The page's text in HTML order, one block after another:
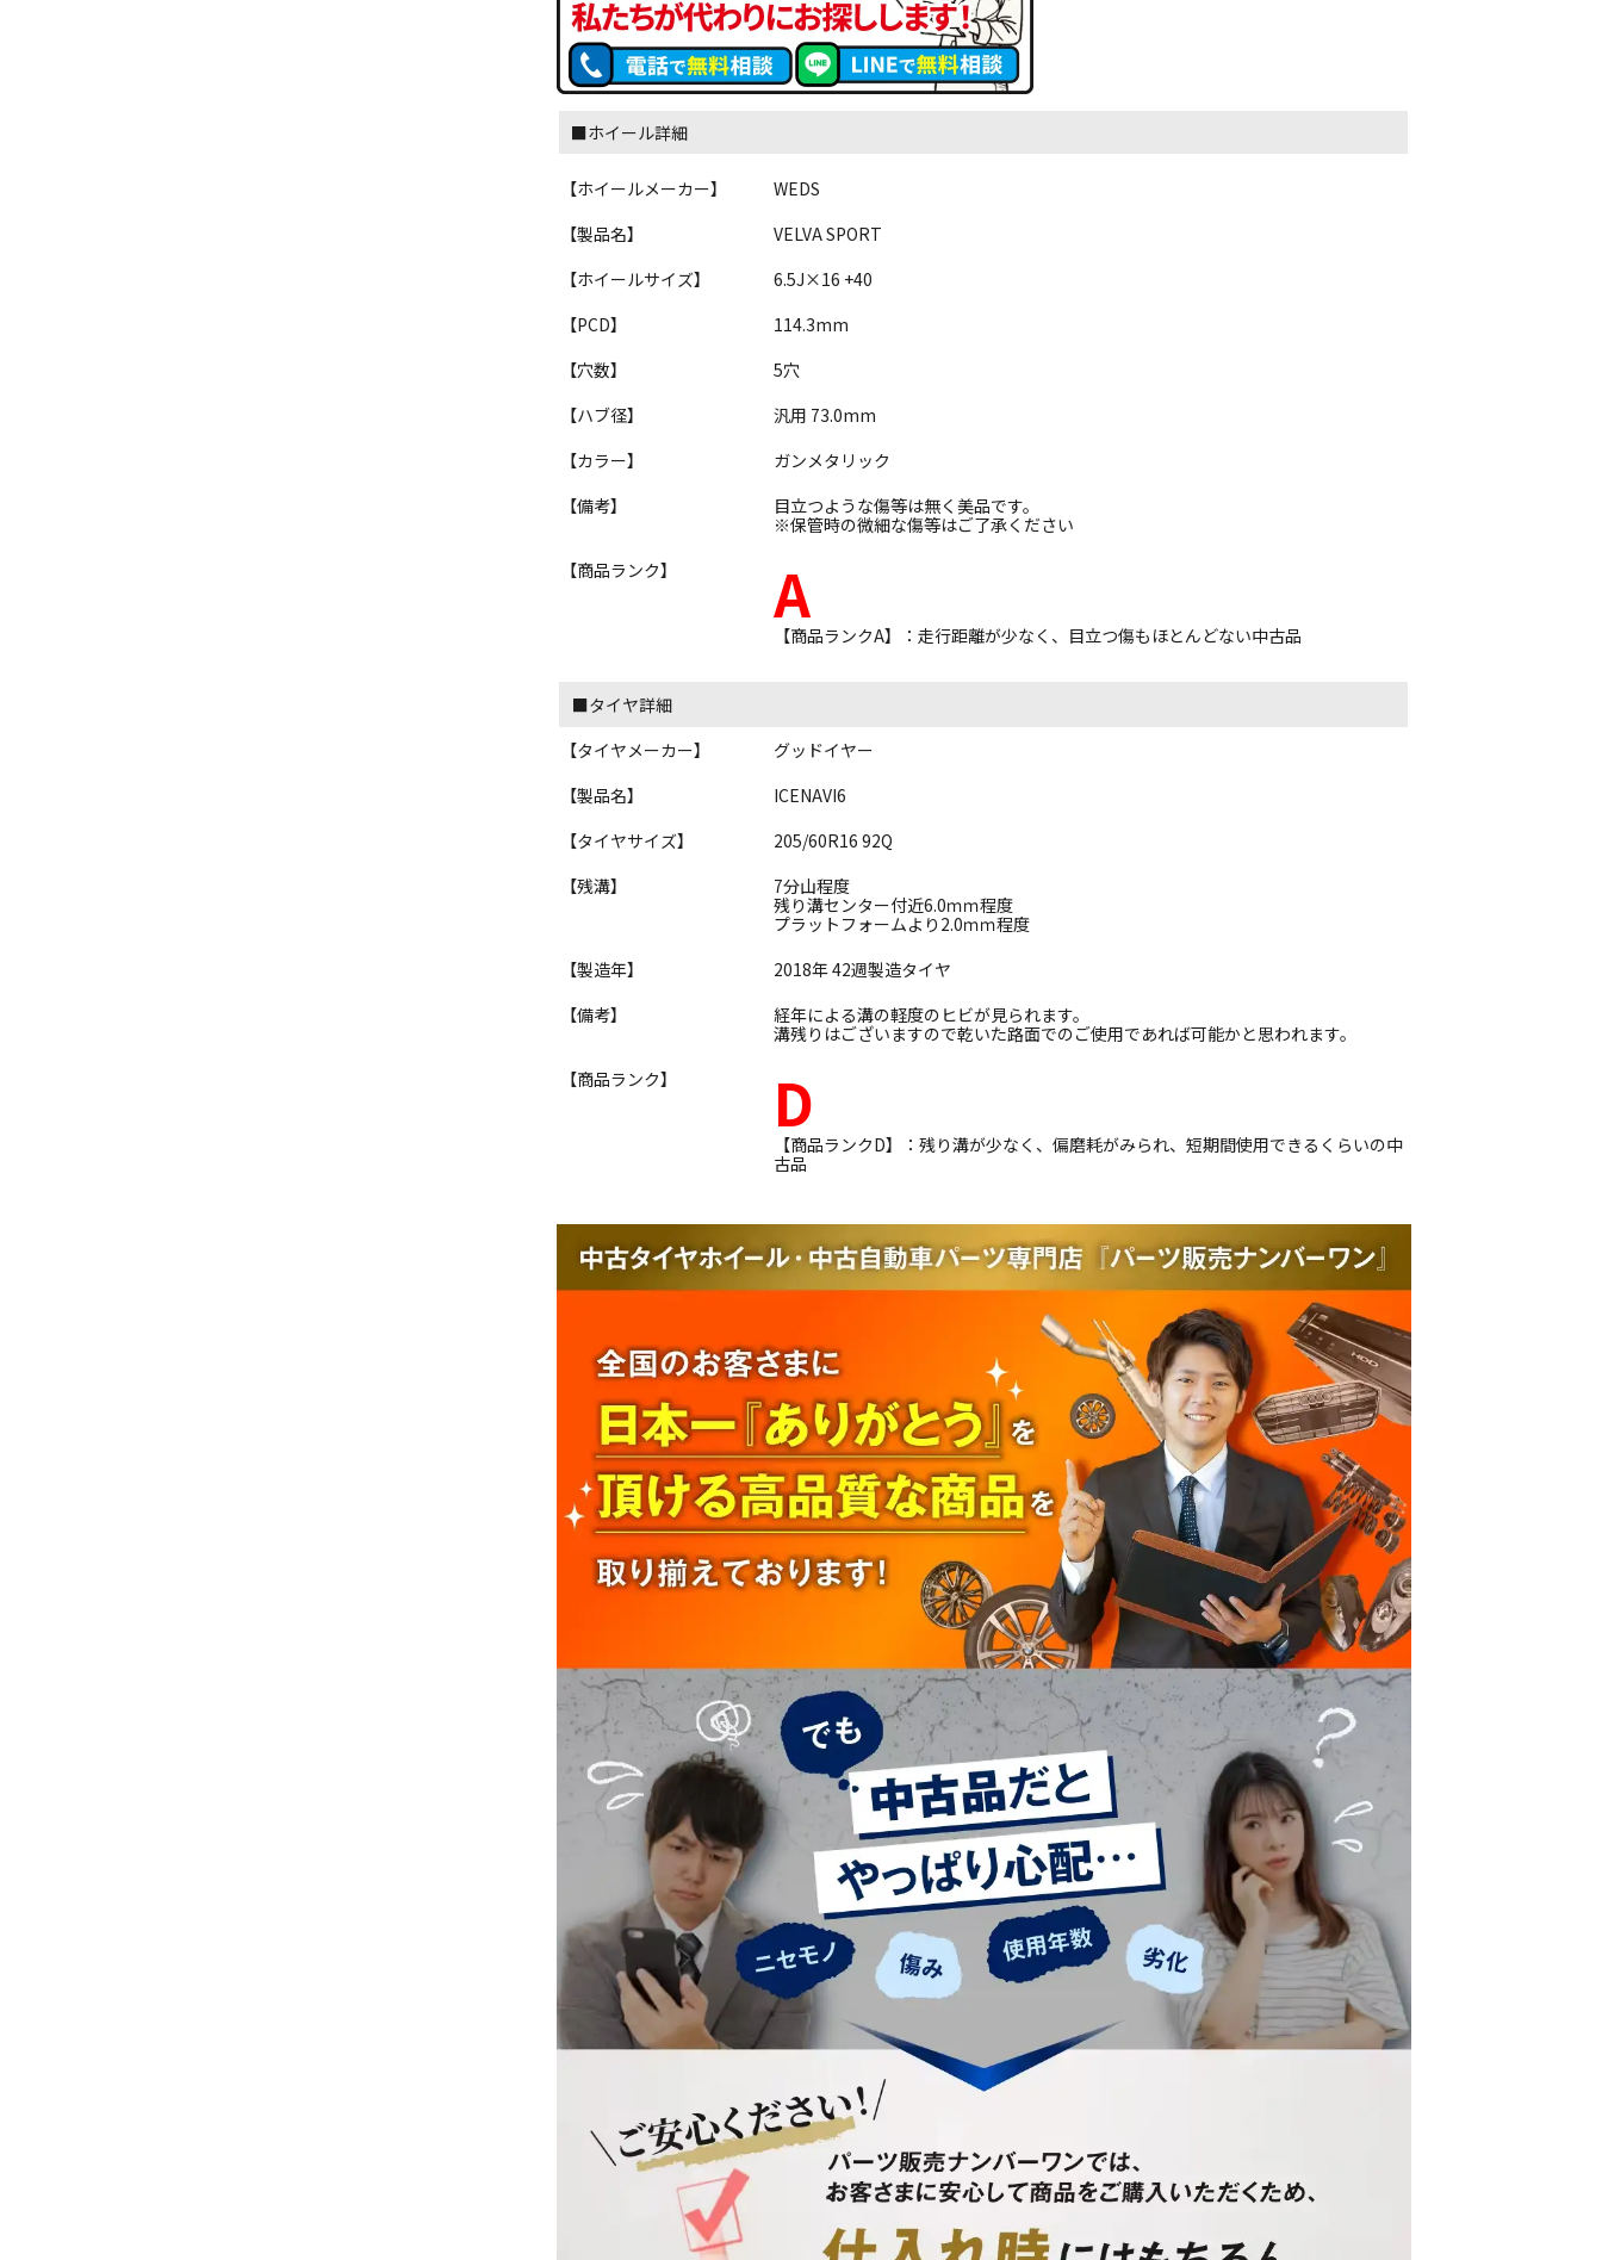
■ホイール詳細
【ホイールメーカー】
WEDS
【製品名】
VELVA SPORT
【ホイールサイズ】
6.5J×16 +40
【PCD】
114.3mm
【穴数】
5穴
【ハブ径】
汎用 73.0mm
【カラー】
ガンメタリック
【備考】
目立つような傷等は無く美品です。
※保管時の微細な傷等はご了承ください
【商品ランク】
A
【商品ランクA】：走行距離が少なく、目立つ傷もほとんどない中古品
■タイヤ詳細
【タイヤメーカー】
グッドイヤー
【製品名】
ICENAVI6
【タイヤサイズ】
205/60R16 92Q
【残溝】
7分山程度
残り溝センター付近6.0ｍｍ程度
プラットフォームより2.0ｍｍ程度
【製造年】
2018年 42週製造タイヤ
【備考】
経年による溝の軽度のヒビが見られます。
溝残りはございますので乾いた路面でのご使用であれば可能かと思われます。
【商品ランク】
D
【商品ランクD】：残り溝が少なく、偏磨耗がみられ、短期間使用できるくらいの中
古品